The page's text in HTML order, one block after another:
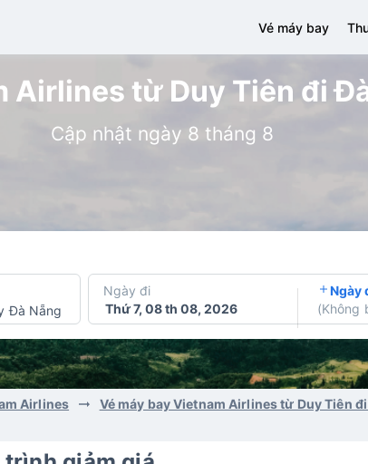
Vé máy bay
Airlines từ Duy Tiên đi
Cập nhật ngày 8 tháng 8
Đà Nẵng
Ngày đi
Thứ 7, 08 th 08, 2026
Ngày
(Không
Airlines Vé máy bay Vietnam Airlines từ Duy Tiên